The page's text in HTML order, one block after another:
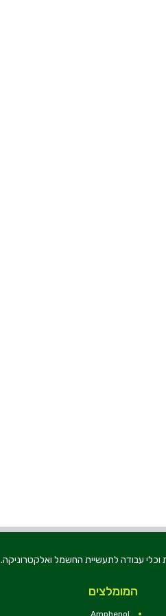
ומחברים, סוללות וכלי עבודה לתעשיית החשמל ואלקטרוניקה.
המומלצים
Amphenol